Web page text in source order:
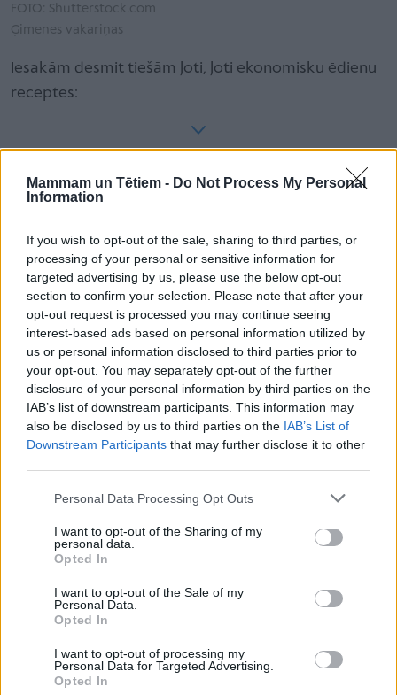
Mammam un Tētiem - Do Not Process My Personal
Information
If you wish to opt-out of the sale, sharing to third parties, or
processing of your personal or sensitive information for
targeted advertising by us, please use the below opt-out
section to confirm your selection. Please note that after your
opt-out request is processed you may continue seeing
interest-based ads based on personal information utilized by
us or personal information disclosed to third parties prior to
your opt-out. You may separately opt-out of the further
disclosure of your personal information by third parties on the
IAB’s list of downstream participants. This information may
also be disclosed by us to third parties on the IAB’s List of
Downstream Participants that may further disclose it to other
Personal Data Processing Opt Outs
I want to opt-out of the Sharing of my
personal data.
Opted In
I want to opt-out of the Sale of my
Personal Data.
Opted In
I want to opt-out of processing my
Personal Data for Targeted Advertising.
Opted In
FOTO: Shutterstock.com
Ģimenes vakariņas
Iesakām desmit tiešām ļoti, ļoti ekonomisku ēdienu
receptes:
''Mamma piespieda mani apprecēties 16 gadu
vecumā. Nesaprotu, kā to var nodarīt savam
bērnam''
"Es taču teicu, ka ar viņu tev laimes nebūs..." jeb
mammas, kas visu zina labāk
Grūbu biezputra ar žāvētu gaļu
Ekonomiskais kāpostu sautējums
Cepti makaroni ar sieru
Ātrā vistas zupa ar nūdelēm
Cepeškrāsnī uzbriedināti griķi ar sviestu
Sātīgā un ārtrā Minestrones zupa